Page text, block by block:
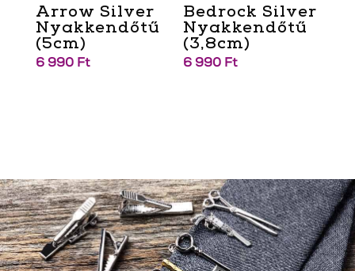
Arrow Silver
Nyakkendőtű
(5cm)
6 990 Ft
Bedrock Silver
Nyakkendőtű
(3,8cm)
6 990 Ft